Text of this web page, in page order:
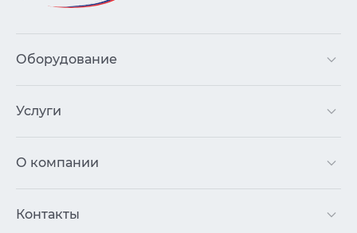
Оборудование
Услуги
О компании
Контакты